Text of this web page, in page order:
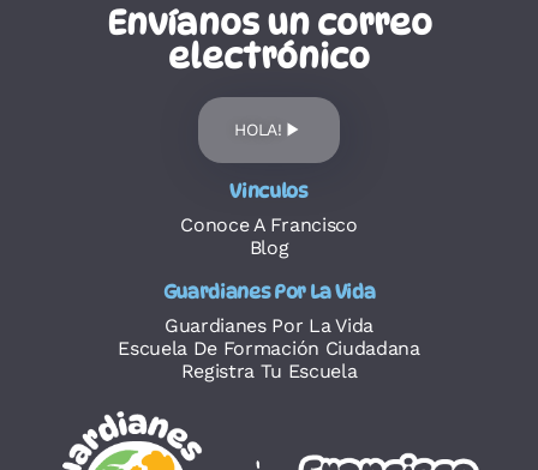
Envíanos un correo
electrónico
HOLA!
Vinculos
Conoce A Francisco
Blog
Guardianes Por La Vida
Guardianes Por La Vida
Escuela De Formación Ciudadana
Registra Tu Escuela